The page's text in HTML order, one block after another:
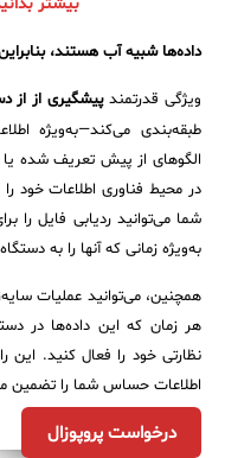
داده‌ها شبیه آب هستند،
ویژگی قدرتمندپیشگیری از از
طبقه‌بندی می‌کند—به‌ویژه
الگوهای از پیش تعریف شده یا
در محیط فناوری اطلاعات خود
شما می‌توانید ردیابی فایل را
به‌ویژه زمانی که آنها را به
همچنین، می‌توانید عملیات
هر زمان که این داده‌ها در
نظارتی خود را فعال کنید.
اطلاعات حساس شما را تضمین
درخواست پروپوزال